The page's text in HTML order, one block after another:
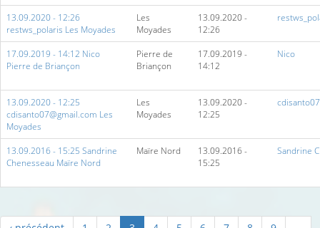
13.09.2020 - 12:26
restws_polaris Les Moyades
Les
Moyades
13.09.2020 -
12:26
17.09.2019 - 14:12 Nico
Pierre de Briançon
Pierre de
Briançon
17.09.2019 -
14:12
Nico
13.09.2020 - 12:25
cdisanto07@gmail.com Les
Moyades
Les
Moyades
13.09.2020 -
12:25
13.09.2016 - 15:25 Sandrine
Chenesseau Maïre Nord
Maïre Nord
13.09.2016 -
15:25
Sandrine